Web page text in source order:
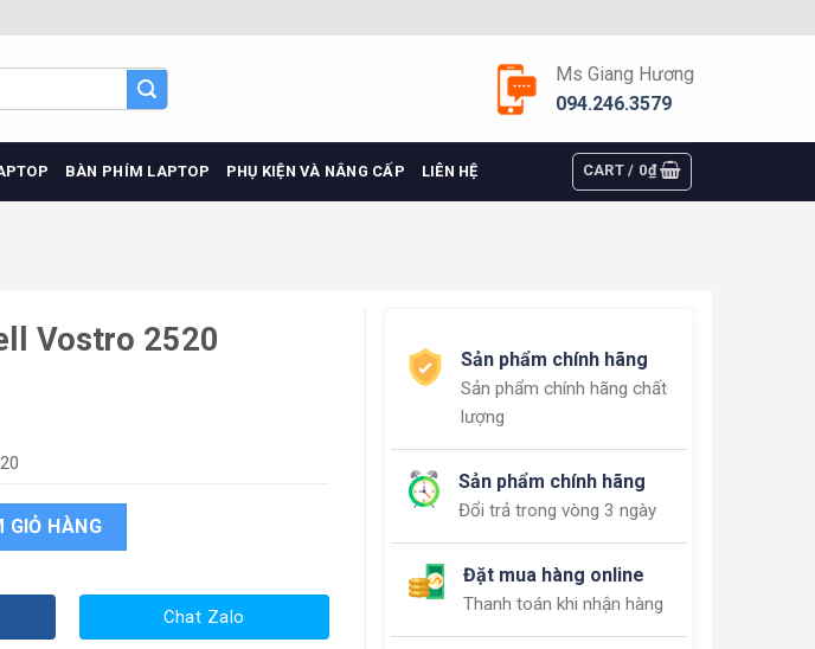
Ms Giang Hương
094.246.3579
BÀN PHÍM LAPTOP PHỤ KIỆN VÀ NÂNG CẤP LIÊN HỆ CART / 0₫
Vostro 2520
quantity
GIỎ HÀNG
Chat Zalo
Sản phẩm chính hãng
Sản phẩm chính hãng chất
lượng
Sản phẩm chính hãng
Đổi trả trong vòng 3 ngày
Đặt mua hàng online
Thanh toán khi nhận hàng